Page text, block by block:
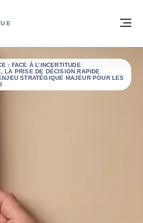
FOR TRADE - PAGE
: FACE À L’INCERTITUDE
LA PRISE DE DÉCISION RAPIDE
STRATÉGIQUE MAJEUR POUR LES